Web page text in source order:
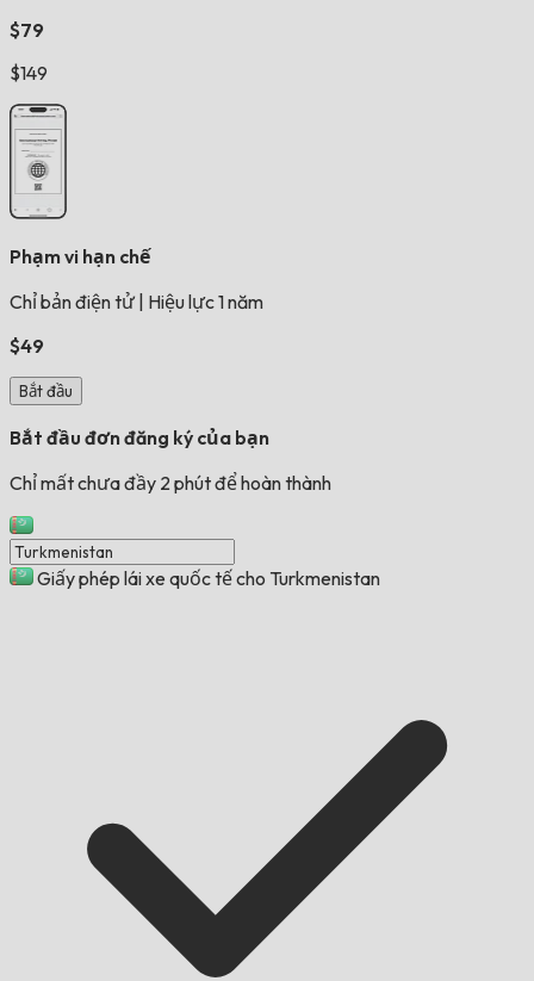
$79
$149
Phạm vi hạn chế
Chỉ bản điện tử Hiệu lực 1 năm
$49
Bắt đầu
Bắt đầu đơn đăng ký của bạn
Chỉ mất chưa đầy 2 phút để hoàn thành
Giấy phép lái xe quốc tế cho Turkmenistan